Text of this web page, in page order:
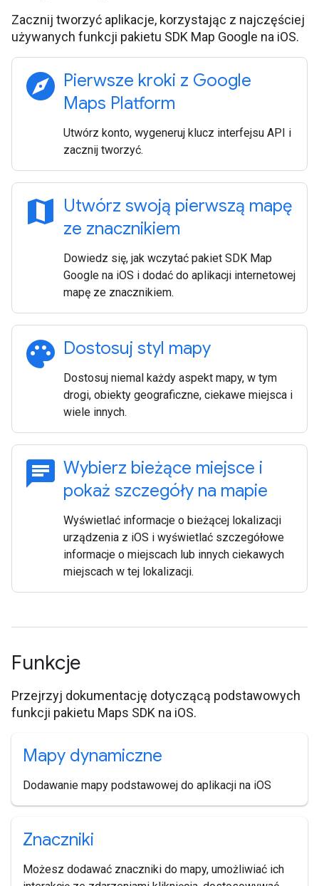
Zacznij tworzyć aplikacje, korzystając z najczęściej
używanych funkcji pakietu SDK Map Google na iOS.
explore Pierwsze kroki z Google
Maps Platform
Utwórz konto, wygeneruj klucz interfejsu API i
zacznij tworzyć.
map Utwórz swoją pierwszą mapę
ze znacznikiem
Dowiedz się, jak wczytać pakiet SDK Map
Google na iOS i dodać do aplikacji internetowej
mapę ze znacznikiem.
palette Dostosuj styl mapy
Dostosuj niemal każdy aspekt mapy, w tym
drogi, obiekty geograficzne, ciekawe miejsca i
wiele innych.
chat Wybierz bieżące miejsce i
pokaż szczegóły na mapie
Wyświetlać informacje o bieżącej lokalizacji
urządzenia z iOS i wyświetlać szczegółowe
informacje o miejscach lub innych ciekawych
miejscach w tej lokalizacji.
Funkcje
Przejrzyj dokumentację dotyczącą podstawowych
funkcji pakietu Maps SDK na iOS.
Mapy dynamiczne
Dodawanie mapy podstawowej do aplikacji na iOS
Znaczniki
Możesz dodawać znaczniki do mapy, umożliwiać ich